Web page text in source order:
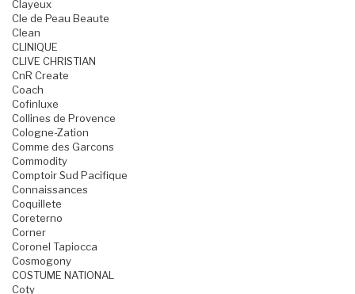
Clayeux
Cle de Peau Beaute
Clean
CLINIQUE
CLIVE CHRISTIAN
CnR Create
Coach
Cofinluxe
Collines de Provence
Cologne-Zation
Comme des Garcons
Commodity
Comptoir Sud Pacifique
Connaissances
Coquillete
Coreterno
Corner
Coronel Tapiocca
Cosmogony
COSTUME NATIONAL
Coty